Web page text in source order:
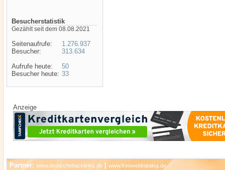
Besucherstatistik
Gezählt seit dem 08.08.2021
Seitenaufrufe:
Besucher:
Aufrufe heute:
Besucher heute:
1.276.937
313.634
50
33
Anzeige
Partner: www.deutschebacklinks.de www.freewebkatalog.de